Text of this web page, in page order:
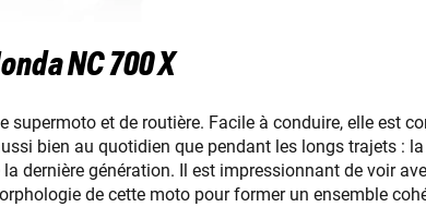
NC 700 X
supermoto et de routière. Facile à conduire, elle est
bien au quotidien que pendant les longs trajets :
dernière génération. Il est impressionnant de voir
de cette moto pour former un ensemble